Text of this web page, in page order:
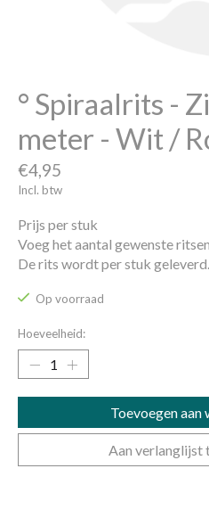
° Spiraalrits -
meter - Wit /
€4,95
Incl. btw
Prijs per stuk
Voeg het aantal gewenste
De rits wordt per stuk geleverd.
Op voorraad
Hoeveelheid:
Toevoegen aan
Aan verlanglijst